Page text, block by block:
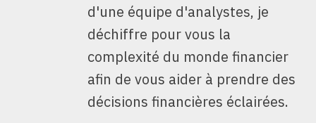
d'une équipe d'analystes, je
déchiffre pour vous la
complexité du monde financier
afin de vous aider à prendre des
décisions financières éclairées.